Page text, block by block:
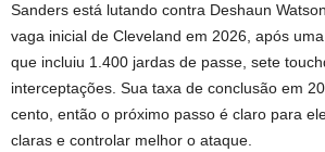
Sanders está lutando contra Deshaun
vaga inicial de Cleveland em 2026, após
que incluiu 1.400 jardas de passe, sete
interceptações. Sua taxa de conclusão em
cento, então o próximo passo é claro para
claras e controlar melhor o ataque.